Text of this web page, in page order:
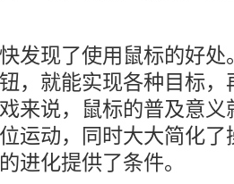
发现了使用鼠标的好
，就能实现各种目标
来说，鼠标的普及意
运动，同时大大简化
进化提供了条件。